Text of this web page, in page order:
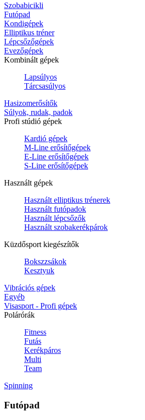
Szobabicikli
Futópad
Kondigépek
Elliptikus tréner
Lépcsőzőgépek
Evezőgépek
Kombinált gépek
Lapsúlyos
Tárcsasúlyos
Hasizomerősítők
Súlyok, rudak, padok
Profi stúdió gépek
Kardió gépek
M-Line erősítőgépek
E-Line erősítőgépek
S-Line erősítőgépek
Használt gépek
Használt elliptikus trénerek
Használt futópadok
Használt lépcsőzők
Használt szobakerékpárok
Küzdősport kiegészítők
Bokszzsákok
Kesztyuk
Vibrációs gépek
Egyéb
Visasport - Profi gépek
Polárórák
Fitness
Futás
Kerékpáros
Multi
Team
Spinning
Futópad